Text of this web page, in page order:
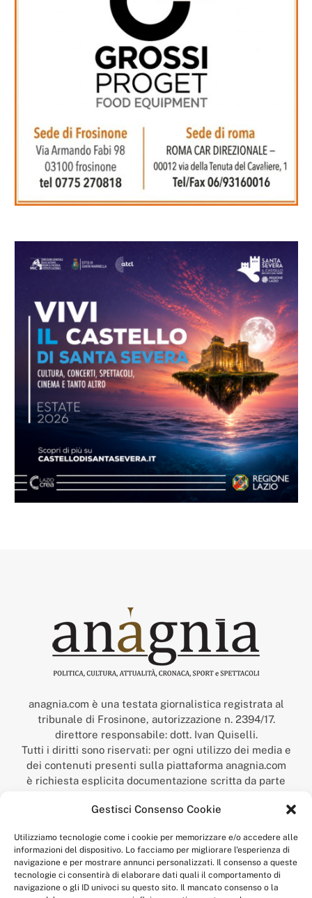
Gestisci Consenso Cookie
Utilizziamo tecnologie come i cookie per memorizzare e/o accedere alle
informazioni del dispositivo. Lo facciamo per migliorare l'esperienza di
navigazione e per mostrare annunci personalizzati. Il consenso a queste
tecnologie ci consentirà di elaborare dati quali il comportamento di
navigazione o gli ID univoci su questo sito. Il mancato consenso o la
anagnia.com è una testata giornalistica registrata al
tribunale di Frosinone, autorizzazione n. 2394/17.
direttore responsabile: dott. Ivan Quiselli.
Tutti i diritti sono riservati: per ogni utilizzo dei media e
dei contenuti presenti sulla piattaforma anagnia.com
è richiesta esplicita documentazione scritta da parte
“Anagnia” è un marchio registrato presso l’Ufficio Italiano
Economico,
num. registrazione: 302017000014044 del 9 febbraio 2017.
Per contatti:redazione@anagnia.com